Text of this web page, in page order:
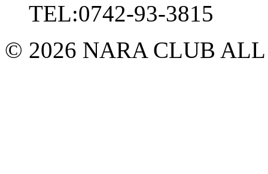
TEL:0742-93-3815
© 2026 NARA CLUB ALL